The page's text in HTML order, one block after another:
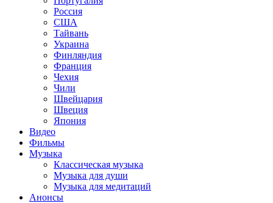
Россия
США
Тайвань
Украина
Финляндия
Франция
Чехия
Чили
Швейцария
Швеция
Япония
Видео
Фильмы
Музыка
Классическая музыка
Музыка для души
Музыка для медитаций
Анонсы